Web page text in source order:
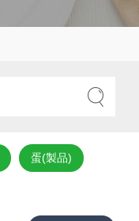
蛋(製品)